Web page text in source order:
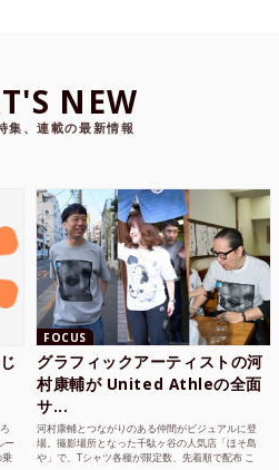
NEW
集、連載の最新情報
ー
乗
FOCUS
グラフィックアーティストの河
村康輔が United Athleの全面
サ...
河村康輔とつながりのある仲間がビジュアルに登
場。撮影場所となった千駄ヶ谷の人気店「ほそ島
や」で、Tシャツ各種が限定数、先着順で配布 こ